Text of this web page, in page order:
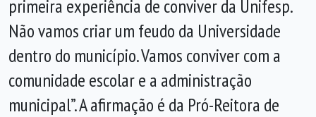
primeira experiência de conviver da Unifesp.
Não vamos criar um feudo da Universidade
dentro do município. Vamos conviver com a
comunidade escolar e a administração
municipal”. A afirmação é da Pró-Reitora de